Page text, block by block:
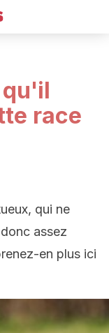
qu'il
race
qui ne
assez
en plus ici